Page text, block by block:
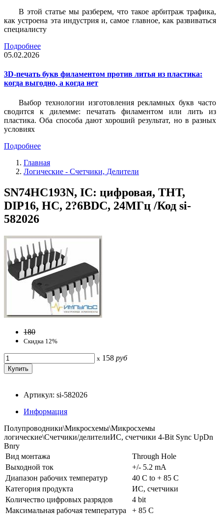
В этой статье мы разберем, что такое арбитраж трафика,
как устроена эта индустрия и, самое главное, как развиваться
специалисту
Подробнее
05.02.2026
3D-печать букв филаментом против литья из пластика:
когда выгодно, а когда нет
Выбор технологии изготовления рекламных букв часто
сводится к дилемме: печатать филаментом или лить из
пластика. Оба способа дают хороший результат, но в разных
условиях
Подробнее
Главная
Логические - Счетчики, Делители
SN74HC193N, IC: цифровая, THT,
DIP16, HC, 2?6ВDC, 24МГц /Код si-
582026
180
Скидка 12%
x 158 руб
Артикул: si-582026
Информация
Полупроводники\Микросхемы\Микросхемы
логические\Счетчики/делителиИС, счетчики 4-Bit Sync UpDn
Bnry
Вид монтажа
Through Hole
Выходной ток
+/- 5.2 mA
Диапазон рабочих температур
40 C to + 85 C
Категория продукта
ИС, счетчики
Количество цифровых разрядов
4 bit
Максимальная рабочая температура
+ 85 C